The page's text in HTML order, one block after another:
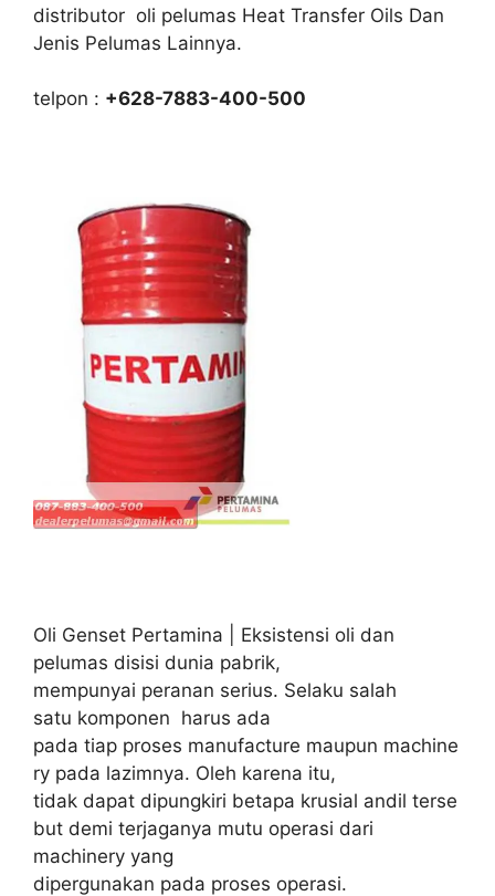
distributor oli pelumas Heat Transfer Oils Dan
Jenis Pelumas Lainnya.
telpon : +628-7883-400-500
Oli Genset Pertamina | Eksistensi oli dan
pelumas disisi dunia pabrik,
mempunyai peranan serius. Selaku salah
satu komponen harus ada
pada tiap proses manufacture maupun machine
ry pada lazimnya. Oleh karena itu,
tidak dapat dipungkiri betapa krusial andil terse
but demi terjaganya mutu operasi dari
machinery yang
dipergunakan pada proses operasi.